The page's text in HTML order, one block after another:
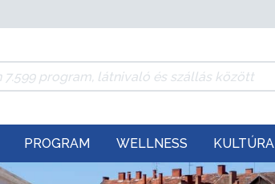
PROGRAM WELLNESS KULTÚRA